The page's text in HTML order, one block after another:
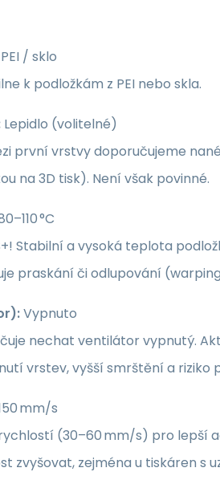
PEI / sklo
k podložkám z PEI nebo skla.
Lepidlo (volitelné)
první vrstvy doporučujeme
na 3D tisk). Není však povinné.
°C
Stabilní a vysoká teplota
praskání či odlupování
Vypnuto
nechat ventilátor vypnutý.
vrstev, vyšší smrštění a riziko
mm/s
(30–60 mm/s) pro lepší
zvyšovat, zejména u tiskáren s